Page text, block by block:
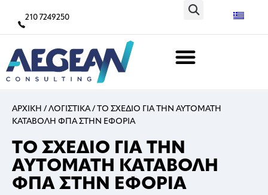
210 7249250
ΑΡΧΙΚΗ / ΛΟΓΙΣΤΙΚΑ/ ΤΟ ΣΧΕΔΙΟ ΓΙΑ ΤΗΝ ΑΥΤΟΜΑΤΗ
ΚΑΤΑΒΟΛΗ ΦΠΑ ΣΤΗΝ ΕΦΟΡΙΑ
ΤΟ ΣΧΕΔΙΟ ΓΙΑ ΤΗΝ
ΑΥΤΟΜΑΤΗ ΚΑΤΑΒΟΛΗ
ΦΠΑ ΣΤΗΝ ΕΦΟΡΙΑ